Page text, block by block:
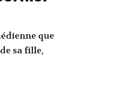
que
sa fille,